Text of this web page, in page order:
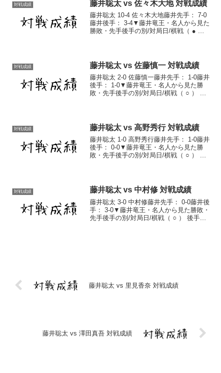
辺明...
対戦成績 藤井聡太 vs 佐々木大地 対戦成績
藤井聡太 10-4 佐々木大地藤井先手： 7-0
藤井後手： 3-4▼藤井竜王・名人から見た
勝敗・先手後手の別/対局日/棋戦（ ● ）
対戦成績 藤井聡太 vs 佐藤慎一 対戦成績
藤井聡太 2-0 佐藤慎一藤井先手： 1-0藤井
後手： 1-0▼藤井竜王・名人から見た勝
敗・先手後手の別/対局日/棋戦（ ○ ） 先
対戦成績 藤井聡太 vs 高野秀行 対戦成績
藤井聡太 1-0 高野秀行藤井先手： 1-0藤井
後手： 0-0▼藤井竜王・名人から見た勝
敗・先手後手の別/対局日/棋戦（ ○ ） 先
対戦成績 藤井聡太 vs 中村修 対戦成績
藤井聡太 3-0 中村修藤井先手： 0-0藤井後
手： 3-0▼藤井竜王・名人から見た勝敗・
先手後手の別/対局日/棋戦（ ○ ） 後手
藤井聡太 vs 里見香奈 対戦成績
藤井聡太 vs 澤田真吾 対戦成績